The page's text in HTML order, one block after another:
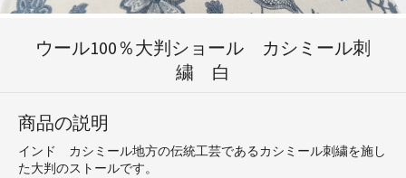
ウール100％大判ショール カシミール刺
繍 白
商品の説明
インド カシミール地方の伝統工芸であるカシミール刺繍を施し
た大判のストールです。